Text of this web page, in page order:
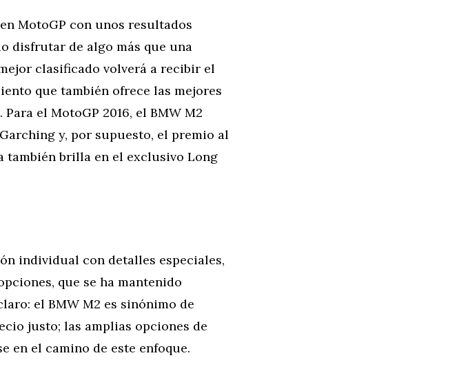
MotoGP con unos resultados
disfrutar de algo más que una
clasificado volverá a recibir el
que también ofrece las mejores
el MotoGP 2016, el BMW M2
y, por supuesto, el premio al
también brilla en el exclusivo Long
individual con detalles especiales,
que se ha mantenido
el BMW M2 es sinónimo de
justo; las amplias opciones de
en el camino de este enfoque.